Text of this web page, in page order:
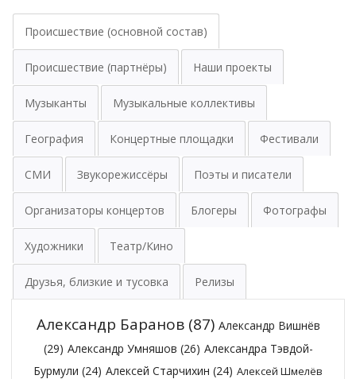
Происшествие (основной состав)
Происшествие (партнёры) Наши проекты
Музыканты Музыкальные коллективы
География Концертные площадки Фестивали
СМИ Звукорежиссёры Поэты и писатели
Организаторы концертов Блогеры Фотографы
Художники Театр/Кино
Друзья, близкие и тусовка Релизы
Александр Баранов(87) Александр Вишнёв
(29) Александр Умняшов (26) Александра Тэвдой-
Бурмули (24) Алексей Старчихин (24) Алексей Шмелёв